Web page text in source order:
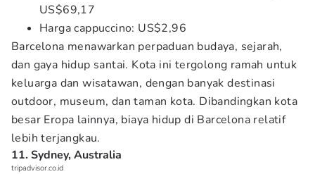
US$69,17
Harga cappuccino: US$2,96
Barcelona menawarkan perpaduan budaya, sejarah,
dan gaya hidup santai. Kota ini tergolong ramah untuk
keluarga dan wisatawan, dengan banyak destinasi
outdoor, museum, dan taman kota. Dibandingkan kota
besar Eropa lainnya, biaya hidup di Barcelona relatif
lebih terjangkau.
11. Sydney, Australia
tripadvisor.co.id